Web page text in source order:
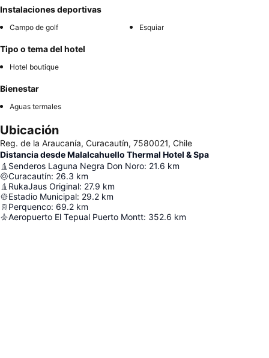
Instalaciones deportivas
Campo de golf Esquiar
Tipo o tema del hotel
Hotel boutique
Bienestar
Aguas termales
Ubicación
Reg. de la Araucanía, Curacautín, 7580021, Chile
Distancia desde Malalcahuello Thermal Hotel & Spa
Senderos Laguna Negra Don Noro: 21.6 km
Curacautín: 26.3 km
RukaJaus Original: 27.9 km
Estadio Municipal: 29.2 km
Perquenco: 69.2 km
Aeropuerto El Tepual Puerto Montt: 352.6 km